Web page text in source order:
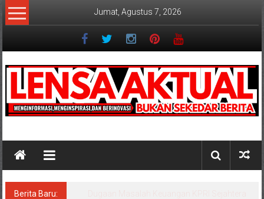
Lompat
ke
Jumat, Agustus 7, 2026
Berita Baru: